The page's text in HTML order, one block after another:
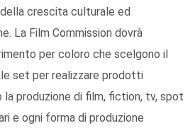
crescita culturale ed
La Film Commission dovrà
per coloro che scelgono il
set per realizzare prodotti
la produzione di film, fiction, tv, spot
e ogni forma di produzione